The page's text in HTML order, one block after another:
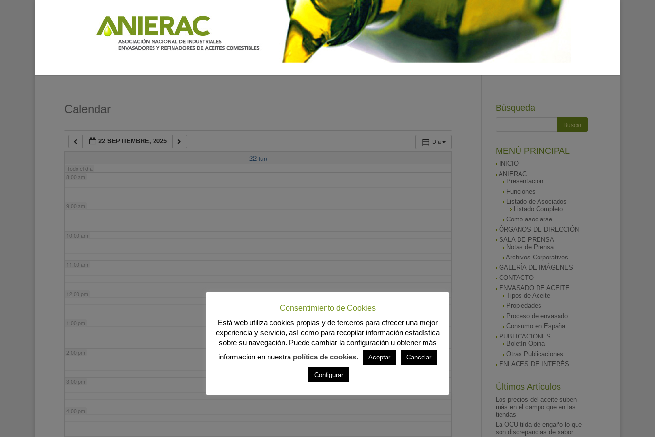
Calendar
Día
22 SEPTIEMBRE, 2025
22 lun
Todo el día
7:00 am
8:00 am
9:00 am
10:00 am
11:00 am
12:00 pm
1:00 pm
2:00 pm
3:00 pm
4:00 pm
Búsqueda
MENÚ PRINCIPAL
INICIO
ANIERAC
Presentación
Funciones
Listado de Asociados
Listado Completo
Como asociarse
ÓRGANOS DE DIRECCIÓN
SALA DE PRENSA
Notas de Prensa
Archivos Corporativos
GALERÍA DE IMÁGENES
CONTACTO
ENVASADO DE ACEITE
Tipos de Aceite
Propiedades
Proceso de envasado
Consumo en España
PUBLICACIONES
Boletín Opina
Otras Publicaciones
ENLACES DE INTERÉS
Últimos Artículos
Los precios del aceite suben
más en el campo que en las
tiendas
La OCU tilda de engaño lo que
son discrepancias de sabor
Consentimiento de Cookies
Está web utiliza cookies propias y de terceros para ofrecer una mejor
experiencia y servicio, así como para recopilar información estadística
sobre su navegación. Puede cambiar la configuración u obtener más
información en nuestra política de cookies. Aceptar Cancelar
Configurar